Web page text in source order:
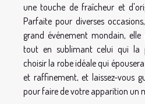
une touche de fraîcheur et
Parfaite pour diverses
grand événement mondain,
tout en sublimant celui qui la
choisir la robe idéale qui
et raffinement, et laissez-vous
pour faire de votre apparition un